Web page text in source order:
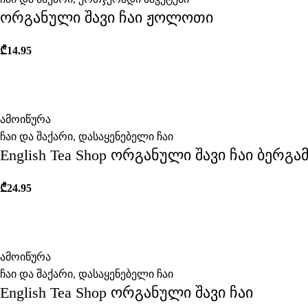
ორგანული შავი ჩაი ჟოლოთი
₾14.95
ამოიწურა
ჩაი და შაქარი, დასაყენებელი ჩაი
English Tea Shop ორგანული შავი ჩაი
₾24.95
ამოიწურა
ჩაი და შაქარი, დასაყენებელი ჩაი
English Tea Shop ორგანული შავი ჩაი